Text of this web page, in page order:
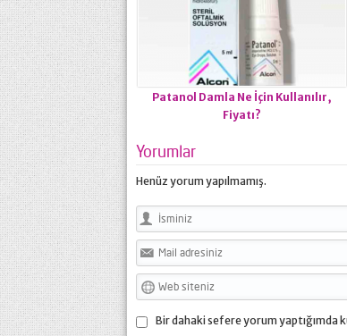
Patanol Damla Ne İçin Kullanılır,
Fiyatı?
Yorumlar
Henüz yorum yapılmamış.
Bir dahaki sefere yorum yaptığımda